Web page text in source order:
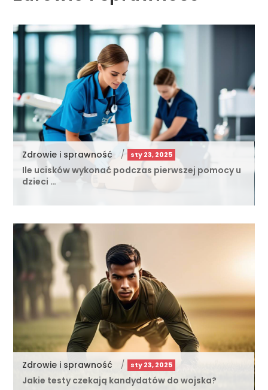
Zdrowie i sprawność / sty 23, 2025
Ile ucisków wykonać podczas pierwszej pomocy u
dzieci …
Zdrowie i sprawność / sty 23, 2025
Jakie testy czekają kandydatów do wojska?